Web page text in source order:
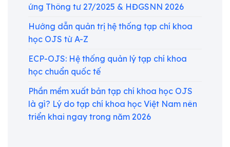
ứng Thông tư 27/2025 & HĐGSNN 2026
Hướng dẫn quản trị hệ thống tạp chí khoa
học OJS từ A-Z
ECP-OJS: Hệ thống quản lý tạp chí khoa
học chuẩn quốc tế
Phần mềm xuất bản tạp chí khoa học OJS
là gì? Lý do tạp chí khoa học Việt Nam nên
triển khai ngay trong năm 2026